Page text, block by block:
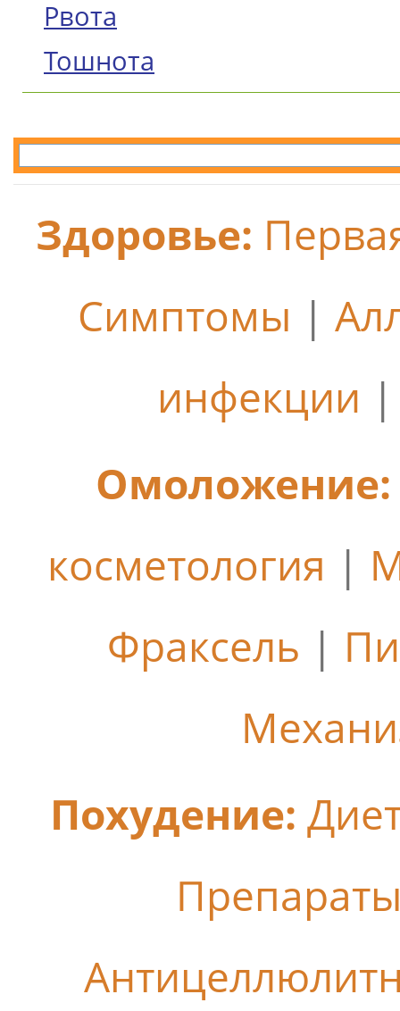
Рвота
Тошнота
Здоровье:
Симптомы |
инфекции
Омоложение:
косметология |
Фраксель |
Похудение: